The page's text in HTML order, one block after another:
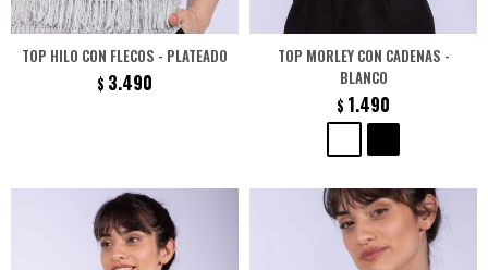
TOP HILO CON FLECOS - PLATEADO
$ 3.490
TOP MORLEY CON CADENAS -
BLANCO
$ 1.490